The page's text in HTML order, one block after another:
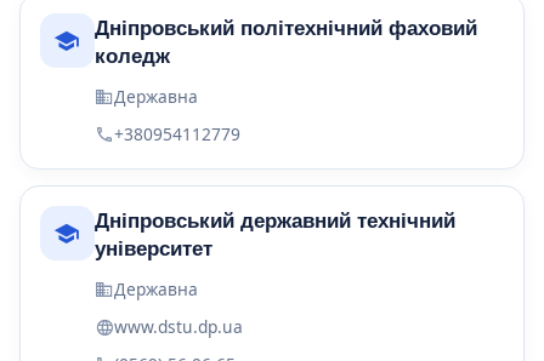
Дніпровський політехнічний фаховий
коледж
Державна
+380954112779
Дніпровський державний технічний
університет
Державна
www.dstu.dp.ua